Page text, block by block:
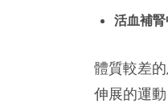
活血補
體質較差
伸展的運